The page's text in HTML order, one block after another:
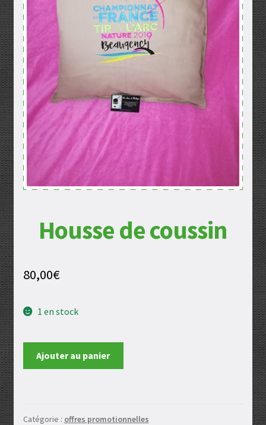
Mentions légales
Panier
Politique de confidentialité
Validation de la commande
Housse de coussin
80,00€
1 en stock
Ajouter au panier
Catégorie : offres promotionnelles